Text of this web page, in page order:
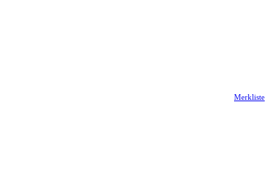
Merkliste